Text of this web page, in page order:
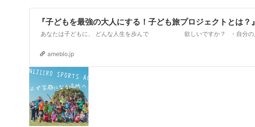
『子どもを最強の大人にする！子ども旅プロジェクトとは？』
ameblo.jp